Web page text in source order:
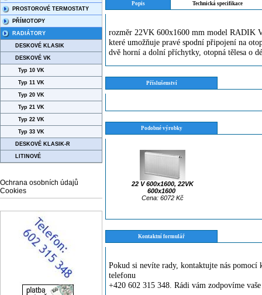
PROSTOROVÉ TERMOSTATY
PŘÍMOTOPY
RADIÁTORY
DESKOVÉ KLASIK
DESKOVÉ VK
Typ 10 VK
Typ 11 VK
Typ 20 VK
Typ 21 VK
Typ 22 VK
Typ 33 VK
DESKOVÉ KLASIK-R
LITINOVÉ
Ochrana osobních údajů
Cookies
Popis Technická specifikace
rozměr 22VK 600x1600 mm model RADIK
které umožňuje pravé spodní připojení na
dvě horní a dolní příchytky, otopná tělesa o
Příslušenství
Podobné výrobky
22 V 600x1600, 22VK
600x1600
Cena: 6072 Kč
Kontaktní formulář
Pokud si nevíte rady, kontaktujte nás
telefonu
+420 602 315 348. Rádi vám zodpovíme